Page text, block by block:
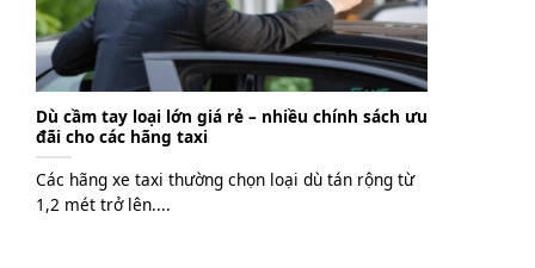
Dù cầm tay loại lớn giá rẻ – nhiều chính sách ưu
đãi cho các hãng taxi
Các hãng xe taxi thường chọn loại dù tán rộng từ
1,2 mét trở lên....